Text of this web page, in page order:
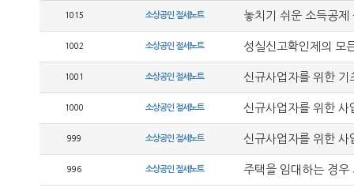
1015 소상공인 절세노트 놓치기 쉬운 소득공
1002 소상공인 절세노트 성실신고확인제의 모
1001 소상공인 절세노트 신규사업자를 위한 기
1000 소상공인 절세노트 신규사업자를 위한 사
999 소상공인 절세노트 신규사업자를 위한
996 소상공인 절세노트 주택을 임대하는 경우